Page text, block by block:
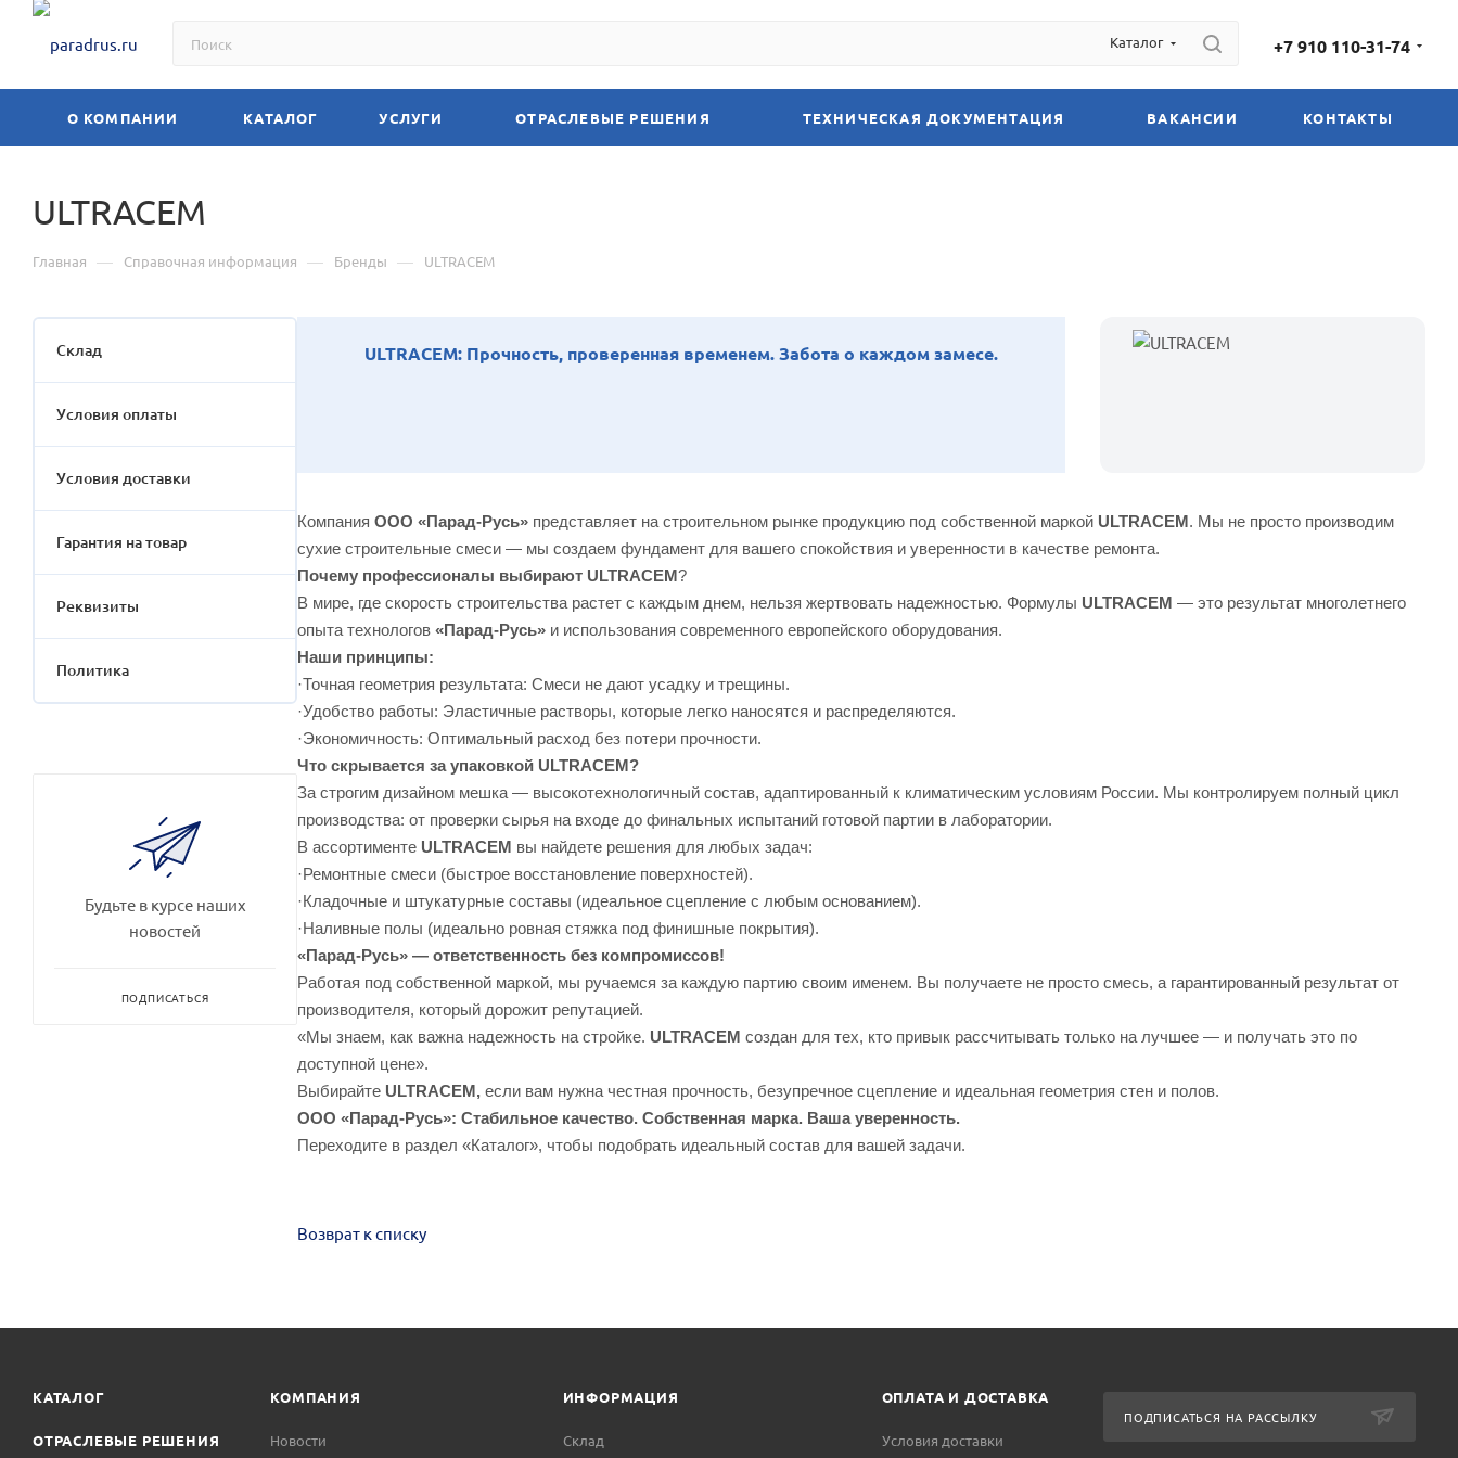
Каталог +7 910 110-31-74
О КОМПАНИИ КАТАЛОГ УСЛУГИ ОТРАСЛЕВЫЕ РЕШЕНИЯ ТЕХНИЧЕСКАЯ ДОКУМЕНТАЦИЯ ВАКАНСИИ КОНТАКТЫ
ULTRACEM
Главная — Справочная информация — Бренды — ULTRACEM
ULTRACEM: Прочность, проверенная временем. Забота о каждом замесе.
Компания ООО «Парад-Русь» представляет на строительном рынке продукцию под собственной маркой ULTRACEM. Мы не просто производим
сухие строительные смеси — мы создаем фундамент для вашего спокойствия и уверенности в качестве ремонта.
Почему профессионалы выбирают ULTRACEM?
В мире, где скорость строительства растет с каждым днем, нельзя жертвовать надежностью. Формулы ULTRACEM — это результат многолетнего
опыта технологов «Парад-Русь» и использования современного европейского оборудования.
Наши принципы:
·Точная геометрия результата: Смеси не дают усадку и трещины.
·Удобство работы: Эластичные растворы, которые легко наносятся и распределяются.
·Экономичность: Оптимальный расход без потери прочности.
Что скрывается за упаковкой ULTRACEM?
За строгим дизайном мешка — высокотехнологичный состав, адаптированный к климатическим условиям России. Мы контролируем полный цикл
производства: от проверки сырья на входе до финальных испытаний готовой партии в лаборатории.
В ассортименте ULTRACEM вы найдете решения для любых задач:
·Ремонтные смеси (быстрое восстановление поверхностей).
·Кладочные и штукатурные составы (идеальное сцепление с любым основанием).
·Наливные полы (идеально ровная стяжка под финишные покрытия).
«Парад-Русь» — ответственность без компромиссов!
Работая под собственной маркой, мы ручаемся за каждую партию своим именем. Вы получаете не просто смесь, а гарантированный результат от
производителя, который дорожит репутацией.
«Мы знаем, как важна надежность на стройке. ULTRACEM создан для тех, кто привык рассчитывать только на лучшее — и получать это по
доступной цене».
Выбирайте ULTRACEM, если вам нужна честная прочность, безупречное сцепление и идеальная геометрия стен и полов.
ООО «Парад-Русь»: Стабильное качество. Собственная марка. Ваша уверенность.
Переходите в раздел «Каталог», чтобы подобрать идеальный состав для вашей задачи.
Возврат к списку
Склад
Условия оплаты
Условия доставки
Гарантия на товар
Реквизиты
Политика
Будьте в курсе наших
новостей
ПОДПИСАТЬСЯ
КАТАЛОГ
ОТРАСЛЕВЫЕ РЕШЕНИЯ
КОМПАНИЯ
Новости
ИНФОРМАЦИЯ
Склад
ОПЛАТА И ДОСТАВКА
Условия доставки
ПОДПИСАТЬСЯ НА РАССЫЛКУ